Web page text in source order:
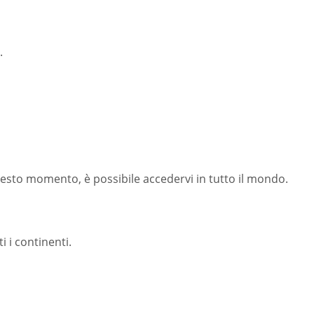
momento, è possibile accedervi in tutto il mondo.
i continenti.